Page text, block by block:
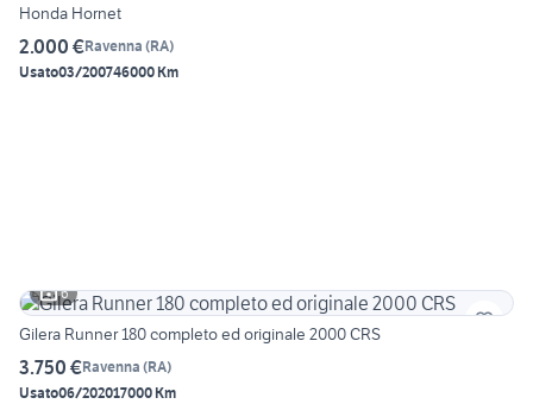
Honda Hornet
2.000 €Ravenna (RA)
Usato03/200746000 Km
6
Gilera Runner 180 completo ed originale 2000 CRS
3.750 €Ravenna (RA)
Usato06/202017000 Km